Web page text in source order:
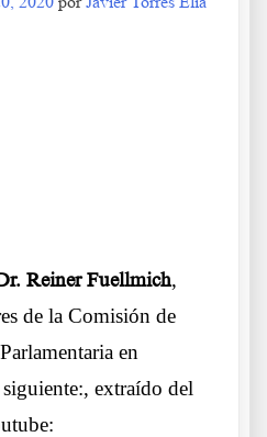
Reiner Fuellmich,
de la Comisión de
en
extraído del